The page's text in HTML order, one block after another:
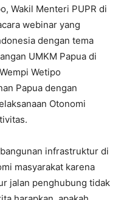
Wakil Menteri PUPR di
webinar yang
dengan tema
UMKM Papua di
Wetipo
Papua dengan
Otonomi
infrastruktur di
masyarakat karena
jalan penghubung tidak